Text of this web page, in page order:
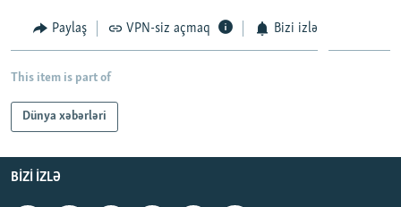
Paylaş VPN-siz açmaq Bizi izlə
This item is part of
Dünya xəbərləri
BIZI IZLƏ